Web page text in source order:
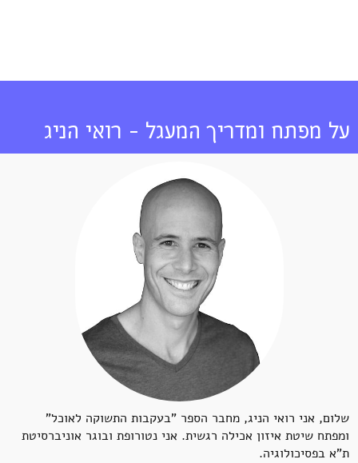
על מפתח ומדריך המעגל - רואי הניג
שלום, אני רואי הניג, מחבר הספר "בעקבות התשוקה לאוכל"
ומפתח שיטת איזון אכילה רגשית. אני נטורופת ובוגר אוניברסיטת
ת"א בפסיכולוגיה.